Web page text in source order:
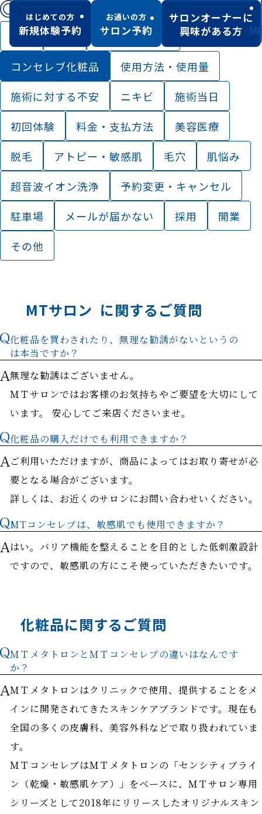
キーワード検索
全て 予約
MTサロンとは
コンセレブ化粧品
使用方法・使用量
施術に対する不安
ニキビ
施術当日
初回体験
料金・支払方法
美容医療
脱毛
アトピー・敏感肌 毛穴
肌悩み
超音波イオン洗浄
予約変更・キャンセル
駐車場
メールが届かない 採用
開業
その他
MTサロン に関するご質問
化粧品を買わされたり、無理な勧誘がないというの
は本当ですか？
無理な勧誘はございません。
ＭＴサロンではお客様のお気持ちやご要望を大切にして
います。 安心してご来店くださいませ。
化粧品の購入だけでも利用できますか？
ご利用いただけますが、商品によってはお取り寄せが必
要となる場合がございます。
詳しくは、お近くのサロンにお問い合わせいください。
MTコンセレブは、敏感肌でも使用できますか？
はい。バリア機能を整えることを目的とした低刺激設計
ですので、敏感肌の方にこそ使っていただきたいです。
化粧品に関するご質問
ＭＴメタトロンとＭＴコンセレブの違いはなんです
か？
ＭＴメタトロンはクリニックで使用、提供することをメ
インに開発されてきたスキンケアブランドです。現在も
全国の多くの皮膚科、美容外科などで取り扱われていま
す。
ＭＴコンセレブはＭＴメタトロンの「センシティブライ
ン（乾燥・敏感肌ケア）」をベースに、ＭＴサロン専用
シリーズとして2018年にリリースしたオリジナルスキン
はじめての方
新規体験予約
お通いの方
サロン予約
サロンオーナーに
興味がある方